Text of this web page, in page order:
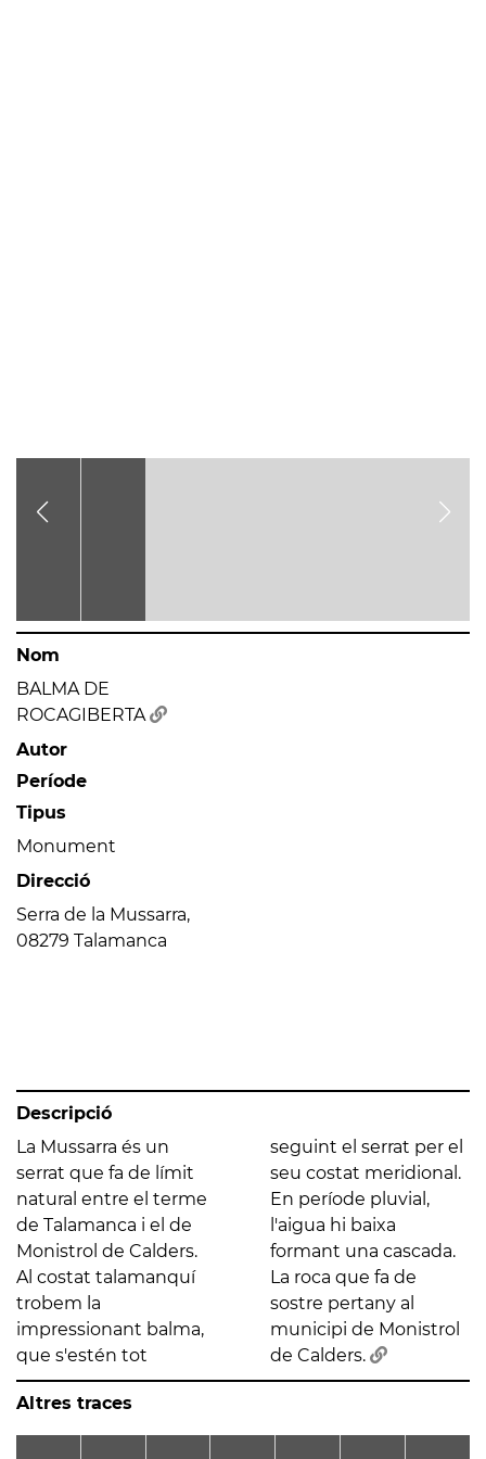
Nom
BALMA DE
ROCAGIBERTA
Autor
Període
Tipus
Monument
Direcció
Serra de la Mussarra,
08279 Talamanca
Descripció
La Mussarra és un
serrat que fa de límit
natural entre el terme
de Talamanca i el de
Monistrol de Calders.
Al costat talamanquí
trobem la
impressionant balma,
que s'estén tot
seguint el serrat per el
seu costat meridional.
En període pluvial,
l'aigua hi baixa
formant una cascada.
La roca que fa de
sostre pertany al
municipi de Monistrol
de Calders.
Altres traces